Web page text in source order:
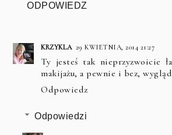
ODPOWIEDZ
KRZYKLA 29 KWIETNIA, 2014 21:27
Ty jesteś tak nieprzyzwoicie
makijażu, a pewnie i bez,
Odpowiedz
Odpowiedzi